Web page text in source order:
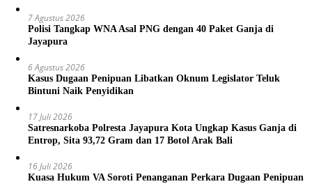
7 Agustus 2026
Polisi Tangkap WNA Asal PNG dengan 40 Paket Ganja di
Jayapura
6 Agustus 2026
Kasus Dugaan Penipuan Libatkan Oknum Legislator Teluk
Bintuni Naik Penyidikan
17 Juli 2026
Satresnarkoba Polresta Jayapura Kota Ungkap Kasus Ganja di
Entrop, Sita 93,72 Gram dan 17 Botol Arak Bali
16 Juli 2026
Kuasa Hukum VA Soroti Penanganan Perkara Dugaan Penipuan